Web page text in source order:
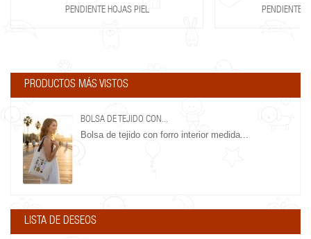
PENDIENTE HOJAS PIEL PENDIENTE
PRODUCTOS MÁS VISTOS
BOLSA DE TEJIDO CON...
Bolsa de tejido con forro interior medida...
LISTA DE DESEOS